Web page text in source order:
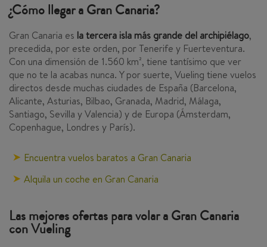
¿Cómo llegar a Gran Canaria?
Gran Canaria es la tercera isla más grande del archipiélago,
precedida, por este orden, por Tenerife y Fuerteventura.
Con una dimensión de 1.560 km², tiene tantísimo que ver
que no te la acabas nunca. Y por suerte, Vueling tiene vuelos
directos desde muchas ciudades de España (Barcelona,
Alicante, Asturias, Bilbao, Granada, Madrid, Málaga,
Santiago, Sevilla y Valencia) y de Europa (Ámsterdam,
Copenhague, Londres y París).
Encuentra vuelos baratos a Gran Canaria
Alquila un coche en Gran Canaria
Las mejores ofertas para volar a Gran Canaria
con Vueling